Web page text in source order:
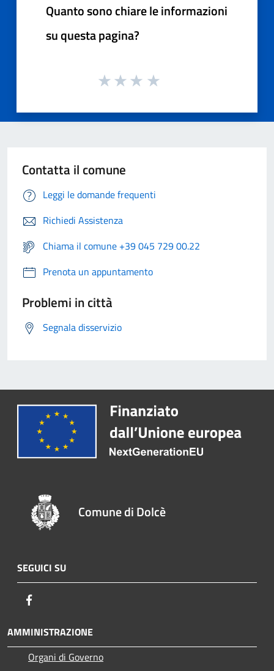
Quanto sono chiare le informazioni
su questa pagina?
Contatta il comune
Leggi le domande frequenti
Richiedi Assistenza
Chiama il comune +39 045 729 00.22
Prenota un appuntamento
Problemi in città
Segnala disservizio
Comune di Dolcè
SEGUICI SU
AMMINISTRAZIONE
Organi di Governo